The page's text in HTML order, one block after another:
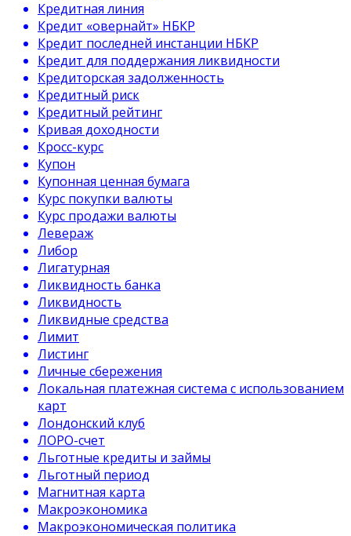
Кредитная линия
Кредит «овернайт» НБКР
Кредит последней инстанции НБКР
Кредит для поддержания ликвидности
Кредиторская задолженность
Кредитный риск
Кредитный рейтинг
Кривая доходности
Кросс-курс
Купон
Купонная ценная бумага
Курс покупки валюты
Курс продажи валюты
Левераж
Либор
Лигатурная
Ликвидность банка
Ликвидность
Ликвидные средства
Лимит
Листинг
Личные сбережения
Локальная платежная система с использованием
карт
Лондонский клуб
ЛОРО-счет
Льготные кредиты и займы
Льготный период
Магнитная карта
Макроэкономика
Макроэкономическая политика